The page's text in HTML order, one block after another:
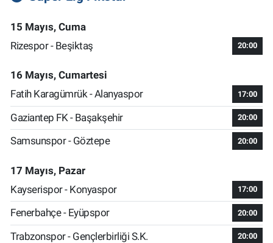
15 Mayıs, Cuma
Rizespor - Beşiktaş
20:00
16 Mayıs, Cumartesi
Fatih Karagümrük - Alanyaspor
17:00
Gaziantep FK - Başakşehir 20:00
Samsunspor - Göztepe 20:00
17 Mayıs, Pazar
Kayserispor - Konyaspor
17:00
Fenerbahçe - Eyüpspor 20:00
Trabzonspor - Gençlerbirliği S.K. 20:00